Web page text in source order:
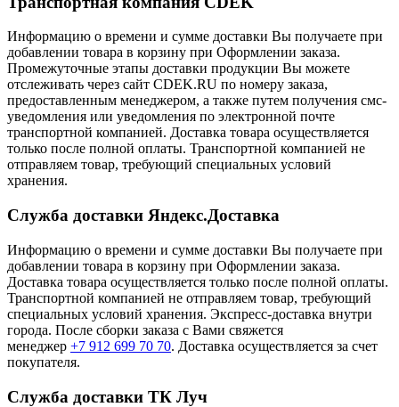
Информацию о времени и сумме доставки Вы получаете при
добавлении товара в корзину при Оформлении заказа.
Промежуточные этапы доставки продукции Вы можете
отслеживать через сайт CDEK.RU по номеру заказа,
предоставленным менеджером, а также путем получения смс-
уведомления или уведомления по электронной почте
транспортной компанией. Доставка товара осуществляется
только после полной оплаты. Транспортной компанией не
отправляем товар, требующий специальных условий
хранения.
Служба доставки Яндекс.Доставка
Информацию о времени и сумме доставки Вы получаете при
добавлении товара в корзину при Оформлении заказа.
Доставка товара осуществляется только после полной оплаты.
Транспортной компанией не отправляем товар, требующий
специальных условий хранения. Экспресс-доставка внутри
города. После сборки заказа с Вами свяжется
менеджер +7 912 699 70 70. Доставка осуществляется за счет
покупателя.
Служба доставки ТК Луч